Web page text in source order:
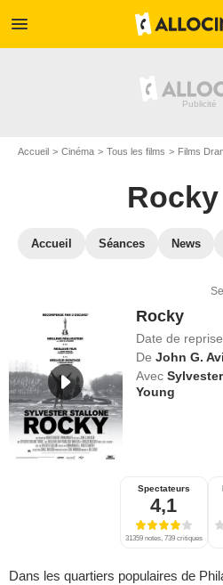
menu
Accueil Cinéma Tous les films Films
Rocky
Accueil Séances News
Rocky
Date de reprise
De John G.
Avec
Young
Spectateurs
4,1
31359 notes, 739 critiques
Dans les quartiers populaires de